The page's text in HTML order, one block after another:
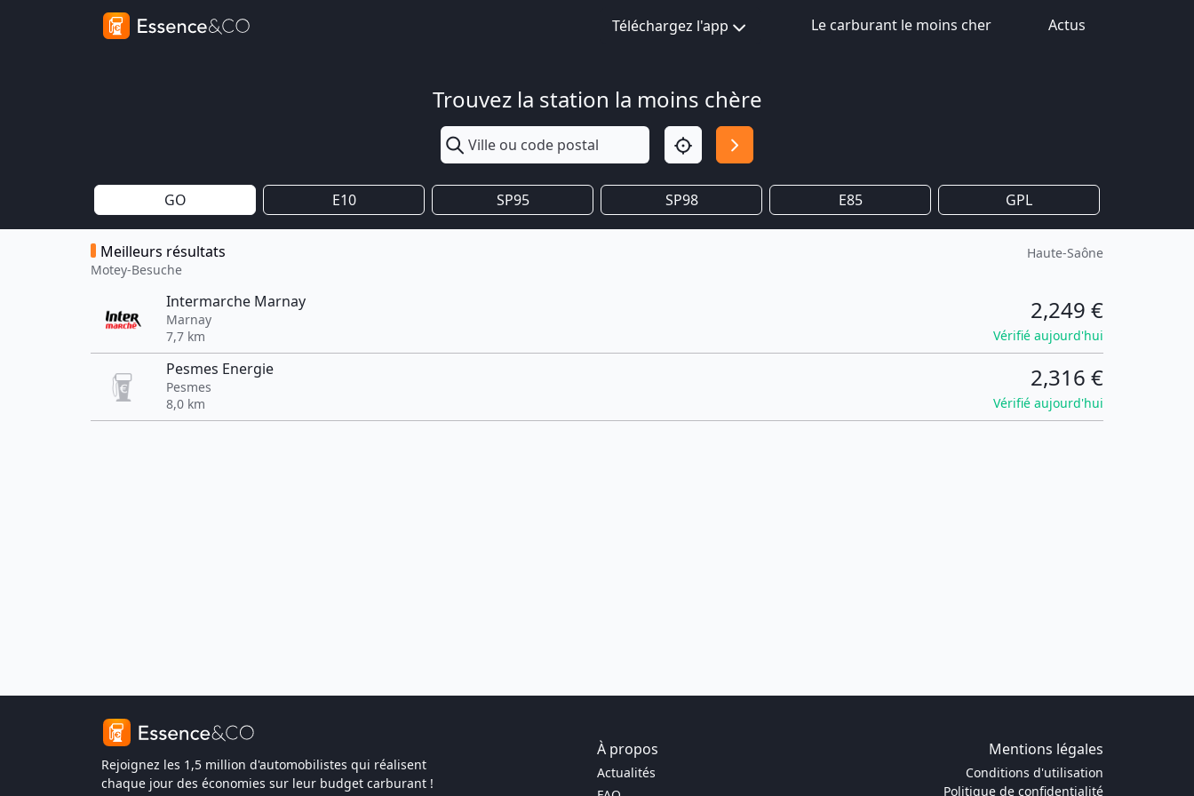
Téléchargez l'app Le carburant le moins cher Actus
Trouvez la station la moins chère
GO E10 SP95 SP98 E85 GPL
Meilleurs résultats
Motey-Besuche
Haute-Saône
Intermarche Marnay
Marnay
7,7 km
2,249 €
Vérifié aujourd'hui
Pesmes Energie
Pesmes
8,0 km
2,316 €
Vérifié aujourd'hui
Rejoignez les 1,5 million d'automobilistes qui réalisent
chaque jour des économies sur leur budget carburant !
À propos Mentions légales
Actualités
Conditions d'utilisation
Politique de confidentialité